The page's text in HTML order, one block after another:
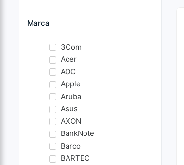
Marca
3Com
Acer
AOC
Apple
Aruba
Asus
AXON
BankNote
Barco
BARTEC